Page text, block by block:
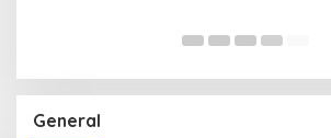
General